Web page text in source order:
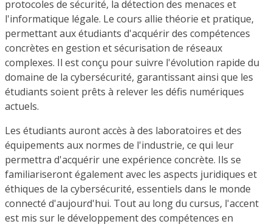
protocoles de sécurité, la détection des menaces et
l'informatique légale. Le cours allie théorie et pratique,
permettant aux étudiants d'acquérir des compétences
concrètes en gestion et sécurisation de réseaux
complexes. Il est conçu pour suivre l'évolution rapide du
domaine de la cybersécurité, garantissant ainsi que les
étudiants soient prêts à relever les défis numériques
actuels.
Les étudiants auront accès à des laboratoires et des
équipements aux normes de l'industrie, ce qui leur
permettra d'acquérir une expérience concrète. Ils se
familiariseront également avec les aspects juridiques et
éthiques de la cybersécurité, essentiels dans le monde
connecté d'aujourd'hui. Tout au long du cursus, l'accent
est mis sur le développement des compétences en